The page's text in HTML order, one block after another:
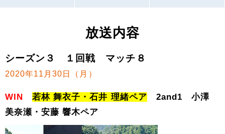
放送内容
シーズン３ １回戦 マッチ８
2020年11月30日（月）
WIN 若林 舞衣子・石井 理緒ペア 2and1 小澤
美奈瀬・安藤 響木ペア